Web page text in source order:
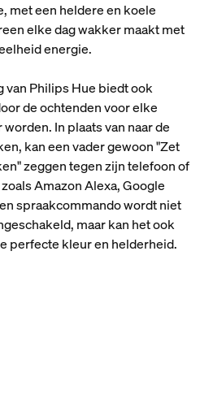
met een heldere en koele
elke dag wakker maakt met
energie.
van Philips Hue biedt ook
de ochtenden voor elke
In plaats van naar de
kan een vader gewoon "Zet
zeggen tegen zijn telefoon of
Amazon Alexa, Google
spraakcommando wordt niet
maar kan het ook
perfecte kleur en helderheid.